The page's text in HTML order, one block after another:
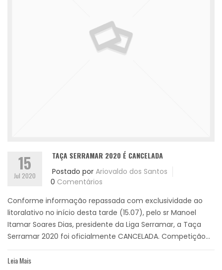
15
Jul 2020
TAÇA SERRAMAR 2020 É CANCELADA
Postado por Ariovaldo dos Santos
0 Comentários
Conforme informação repassada com exclusividade ao
litoralativo no início desta tarde (15.07), pelo sr Manoel
Itamar Soares Dias, presidente da Liga Serramar, a Taça
Serramar 2020 foi oficialmente CANCELADA. Competição...
Leia Mais